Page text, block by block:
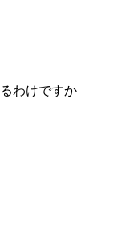
わけですか